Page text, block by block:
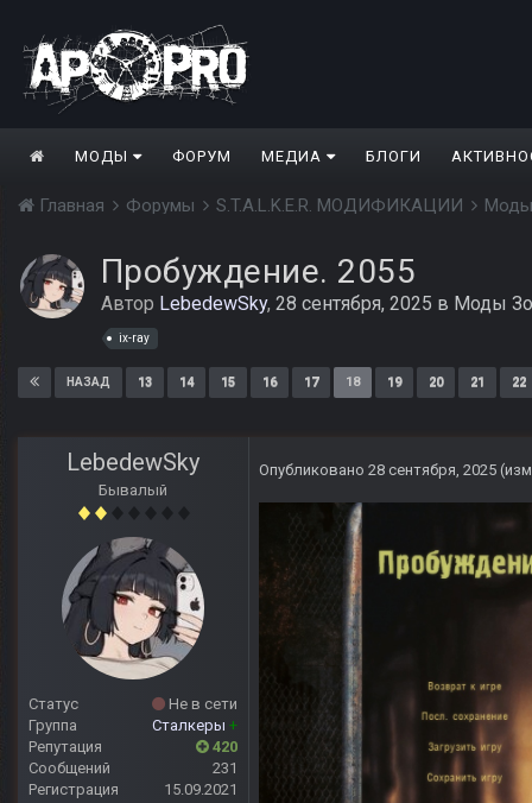
МОДЫ ФОРУМ МЕДИА БЛОГИ
Главная Форумы S.T.A.L.K.E.R. МОДИФИКАЦИИ
Пробуждение. 2055
Автор LebedewSky, 28 сентября, 2025 в Моды
ix-ray
НАЗАД 13 14 15 16 17 18 19 20 21 22
LebedewSky
Бывалый
Статус
Не в сети
Группа
Сталкеры +
Репутация
420
Сообщений
231
Регистрация
15.09.2021
Опубликовано 28 сентября, 2025